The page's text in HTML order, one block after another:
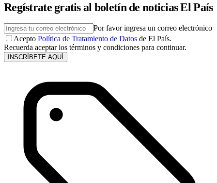
Regístrate gratis al boletín de noticias El País
Por favor ingresa un correo electrónico
Acepto Política de Tratamiento de Datos de El País.
Recuerda aceptar los términos y condiciones para continuar.
INSCRÍBETE AQUÍ